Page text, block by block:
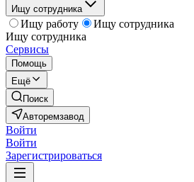
Ищу сотрудника
Ищу работу
Ищу сотрудника
Ищу сотрудника
Сервисы
Помощь
Ещё
Поиск
Авторемзавод
Войти
Войти
Зарегистрироваться